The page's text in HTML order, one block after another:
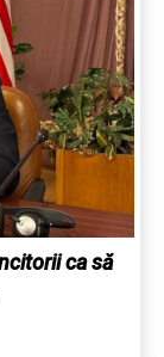
ca să